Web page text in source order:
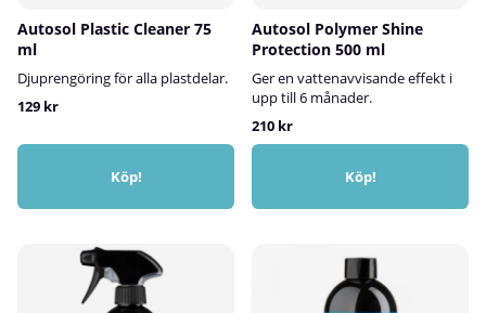
Autosol Plastic Cleaner 75
ml
Djuprengöring för alla plastdelar.
129 kr
Köp!
Autosol Polymer Shine
Protection 500 ml
Ger en vattenavvisande effekt i
upp till 6 månader.
210 kr
Köp!